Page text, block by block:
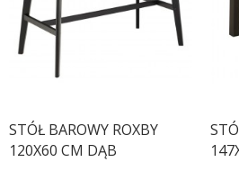
STÓŁ BAROWY ROXBY
120X60 CM DĄB